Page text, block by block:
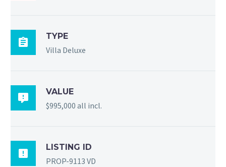

TYPE
Villa Deluxe

VALUE
$995,000 all incl.

LISTING ID
PROP-9113 VD